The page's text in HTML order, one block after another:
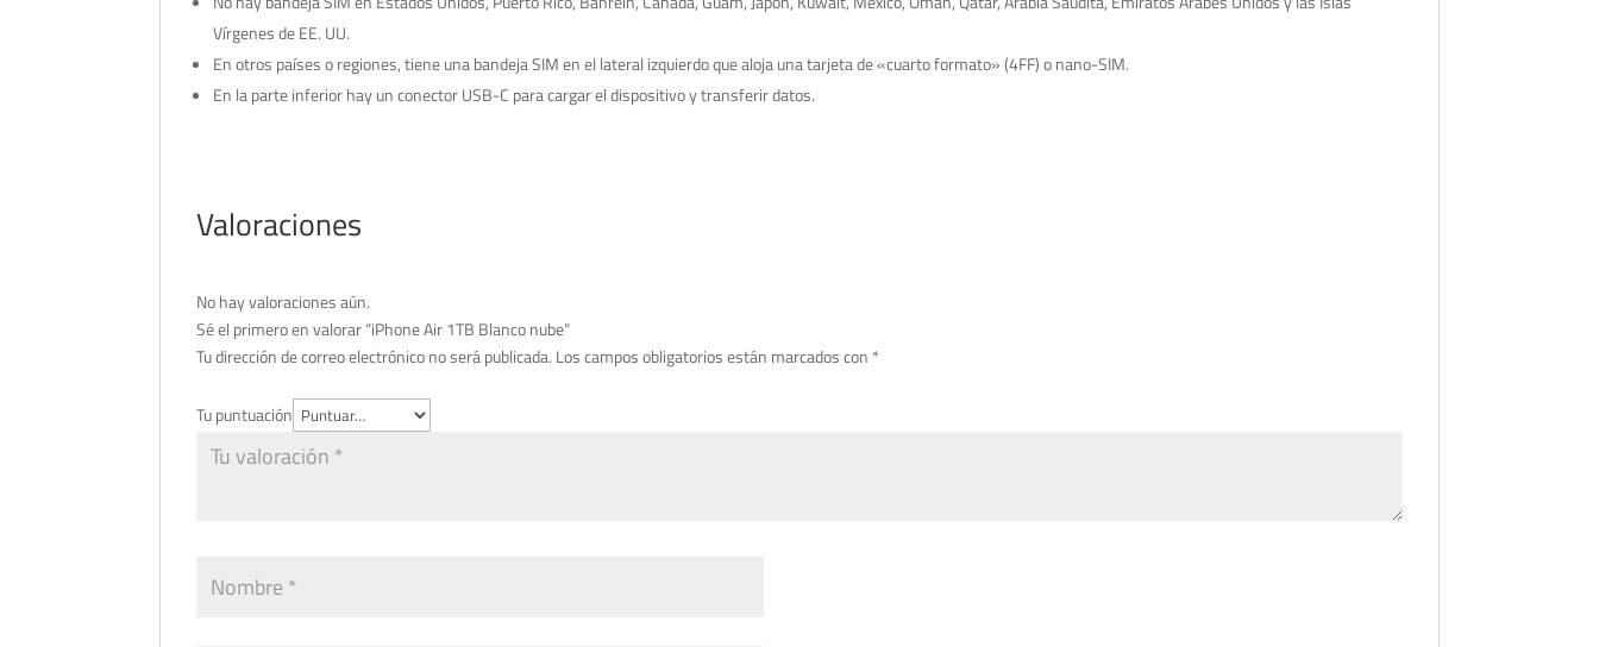
Vírgenes de EE. UU.
En otros países o regiones, tiene una bandeja SIM en el lateral izquierdo que aloja una tarjeta de «cuarto formato» (4FF) o nano-SIM.
En la parte inferior hay un conector USB-C para cargar el dispositivo y transferir datos.
Valoraciones
No hay valoraciones aún.
Sé el primero en valorar “iPhone Air 1TB Blanco nube”
Tu dirección de correo electrónico no será publicada. Los campos obligatorios están marcados con *
Tu puntuación